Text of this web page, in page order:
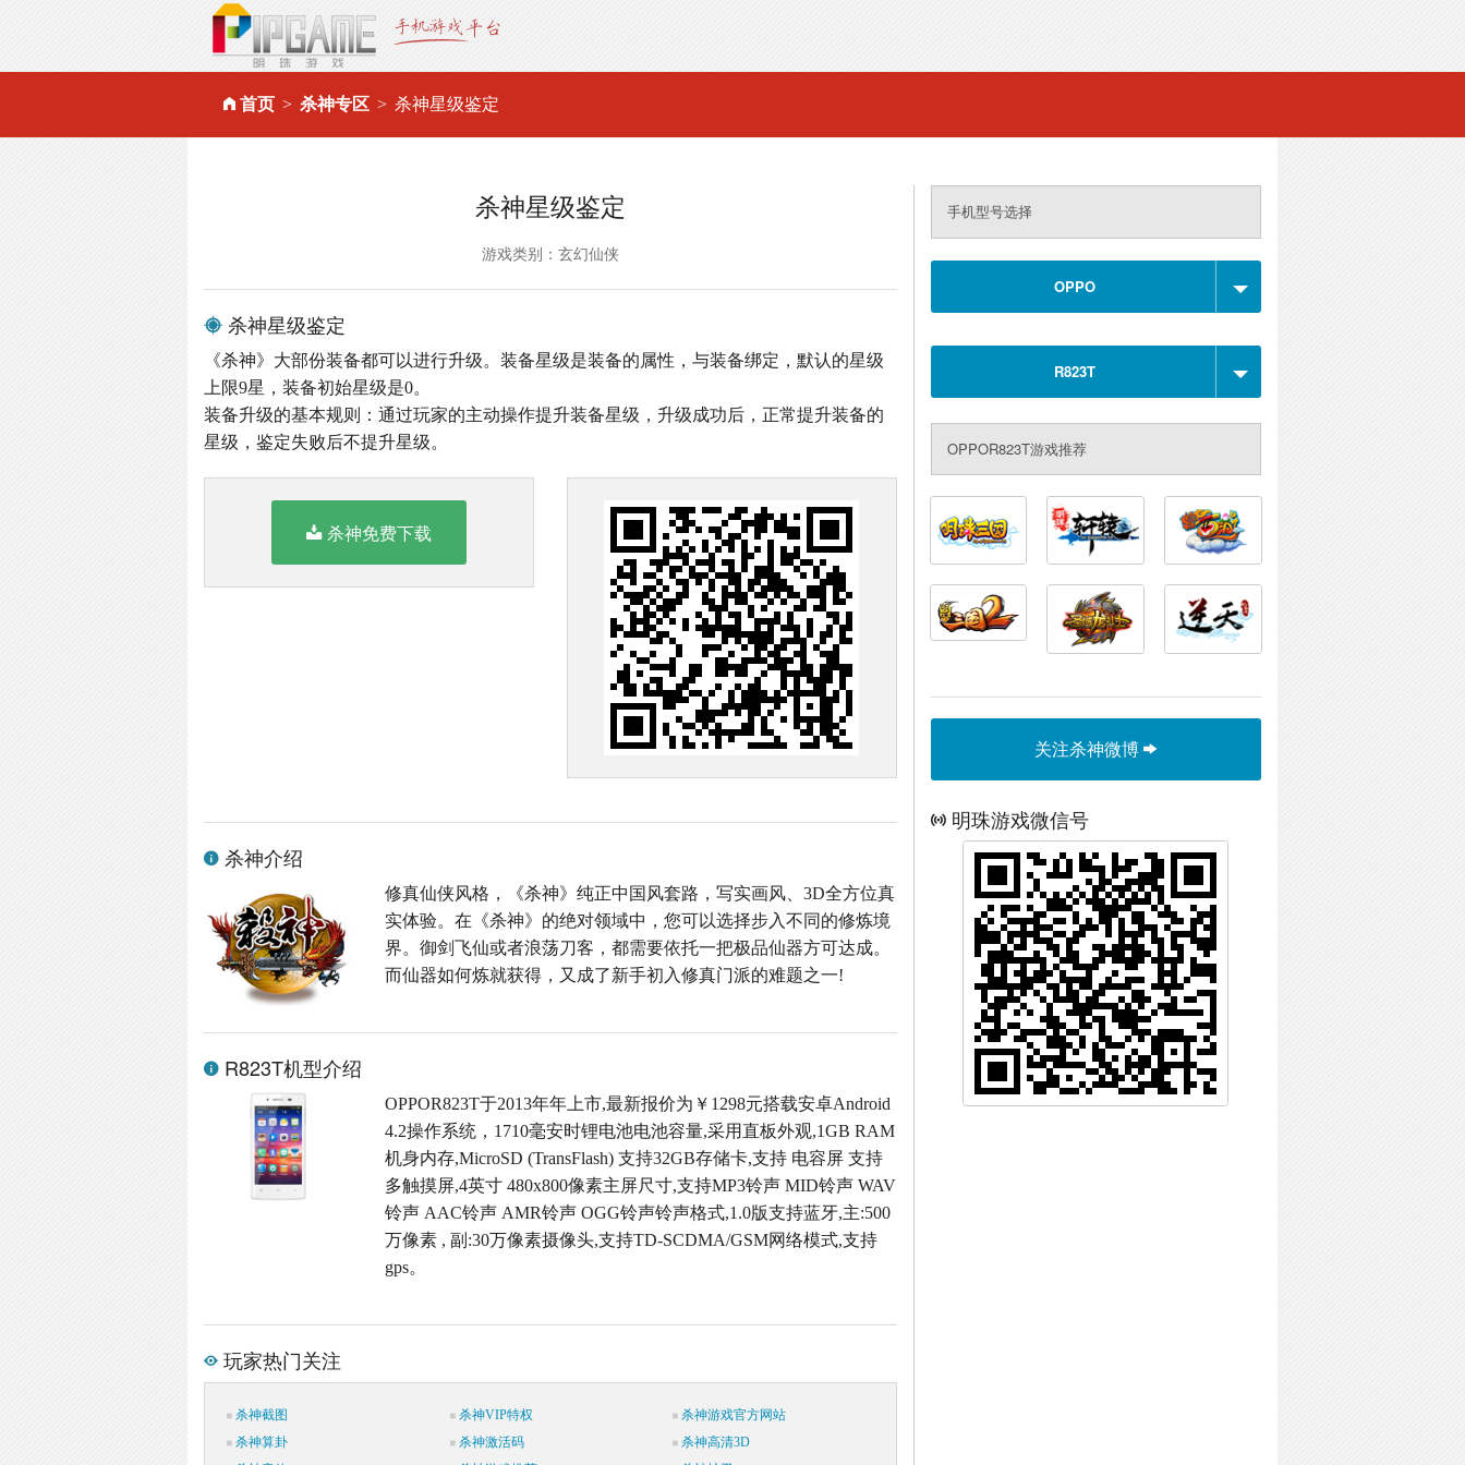
首页 杀神专区 杀神星级鉴定
杀神星级鉴定
游戏类别：玄幻仙侠
杀神星级鉴定
《杀神》大部份装备都可以进行升级。装备星级是装备的属性，与装备绑定，默认的星级
上限9星，装备初始星级是0。
装备升级的基本规则：通过玩家的主动操作提升装备星级，升级成功后，正常提升装备的
星级，鉴定失败后不提升星级。
杀神免费下载
杀神介绍
修真仙侠风格，《杀神》纯正中国风套路，写实画风、3D全方位真
实体验。在《杀神》的绝对领域中，您可以选择步入不同的修炼境
界。御剑飞仙或者浪荡刀客，都需要依托一把极品仙器方可达成。
而仙器如何炼就获得，又成了新手初入修真门派的难题之一!
R823T机型介绍
OPPOR823T于2013年年上市,最新报价为￥1298元搭载安卓Android
4.2操作系统，1710毫安时锂电池电池容量,采用直板外观,1GB RAM
机身内存,MicroSD (TransFlash) 支持32GB存储卡,支持 电容屏 支持
多触摸屏,4英寸 480x800像素主屏尺寸,支持MP3铃声 MID铃声 WAV
铃声 AAC铃声 AMR铃声 OGG铃声铃声格式,1.0版支持蓝牙,主:500
万像素 , 副:30万像素摄像头,支持TD-SCDMA/GSM网络模式,支持
gps。
玩家热门关注
杀神截图 杀神VIP特权
杀神游戏官方网站
杀神算卦
杀神激活码
杀神高清3D
手机型号选择
OPPO
R823T
OPPOR823T游戏推荐
关注杀神微博
明珠游戏微信号